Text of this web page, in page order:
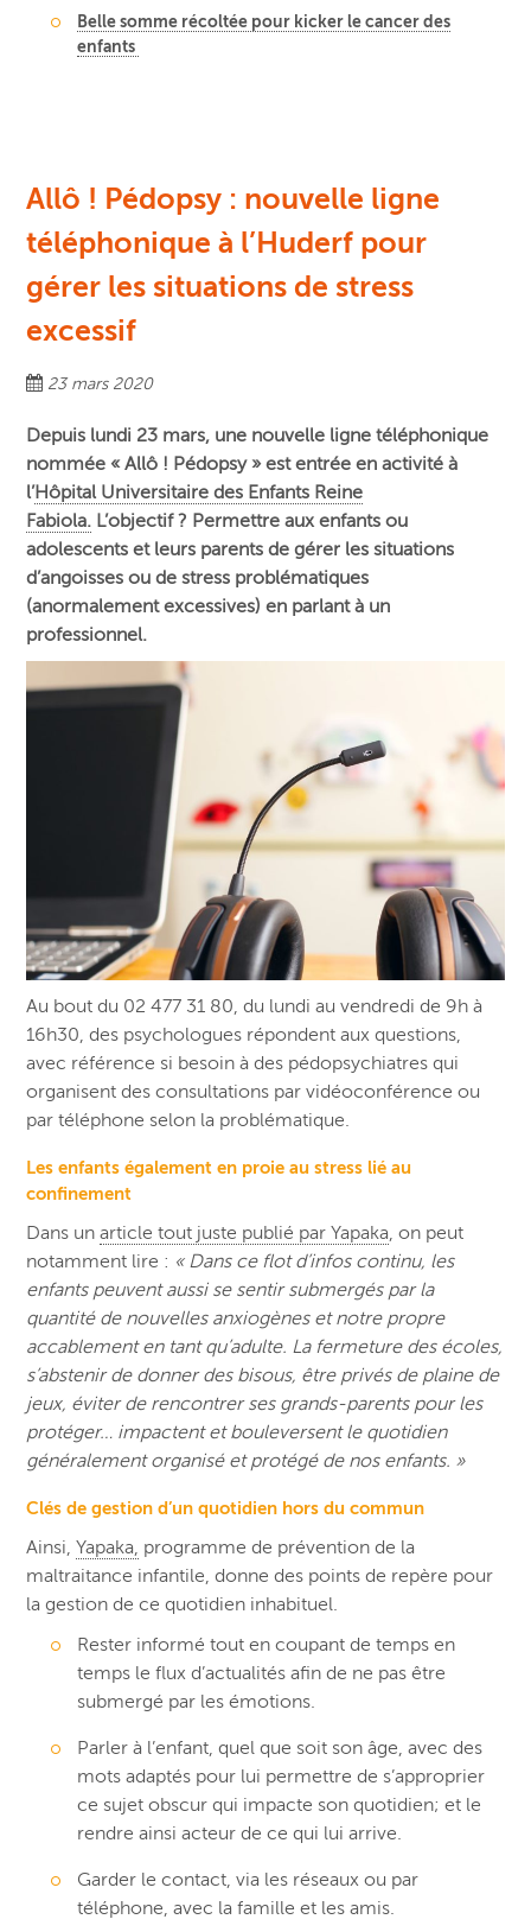
Belle somme récoltée pour kicker le cancer des
enfants
Allô ! Pédopsy : nouvelle ligne
téléphonique à l’Huderf pour
gérer les situations de stress
excessif
23 mars 2020
Depuis lundi 23 mars, une nouvelle ligne téléphonique
nommée « Allô ! Pédopsy » est entrée en activité à
l’Hôpital Universitaire des Enfants Reine
Fabiola. L’objectif ? Permettre aux enfants ou
adolescents et leurs parents de gérer les situations
d’angoisses ou de stress problématiques
(anormalement excessives) en parlant à un
professionnel.
Au bout du 02 477 31 80, du lundi au vendredi de 9h à
16h30, des psychologues répondent aux questions,
avec référence si besoin à des pédopsychiatres qui
organisent des consultations par vidéoconférence ou
par téléphone selon la problématique.
Les enfants également en proie au stress lié au
confinement
Dans unarticle tout juste publié par Yapaka, on peut
notamment lire : « Dans ce flot d’infos continu, les
enfants peuvent aussi se sentir submergés par la
quantité de nouvelles anxiogènes et notre propre
accablement en tant qu’adulte. La fermeture des écoles,
s’abstenir de donner des bisous, être privés de plaine de
jeux, éviter de rencontrer ses grands-parents pour les
protéger… impactent et bouleversent le quotidien
généralement organisé et protégé de nos enfants. »
Clés de gestion d’un quotidien hors du commun
Ainsi,Yapaka, programme de prévention de la
maltraitance infantile, donne des points de repère pour
la gestion de ce quotidien inhabituel.
Rester informé tout en coupant de temps en
temps le flux d’actualités afin de ne pas être
submergé par les émotions.
Parler à l’enfant, quel que soit son âge, avec des
mots adaptés pour lui permettre de s’approprier
ce sujet obscur qui impacte son quotidien; et le
rendre ainsi acteur de ce qui lui arrive.
Garder le contact, via les réseaux ou par
téléphone, avec la famille et les amis.